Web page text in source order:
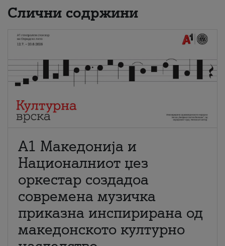
Слични содржини
А1 Македонија и
Националниот џез
оркестар создадоа
современа музичка
приказна инспирирана од
македонското културно